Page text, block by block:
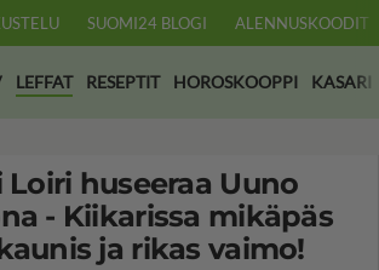
SUOMI24 BLOGI ALENNUSKOODIT
LEFFAT RESEPTIT HOROSKOOPPI KASARI
Loiri huseeraa Uuno
- Kiikarissa mikäpäs
ja rikas vaimo!